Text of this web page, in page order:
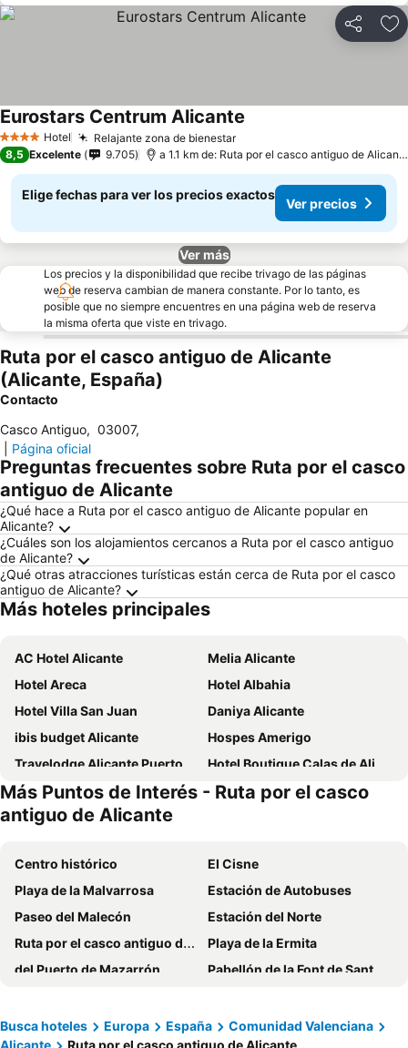
Compartir
4 EstrellasHotel Relajante zona de bienestarVer precios
Eurostars Centrum Alicante
8,5 Excelente 9.705 a 1.1 km de: Ruta por el casco antiguo de Alicante
Elige fechas para ver los precios exactos
Ver precios
Ver más
Los precios y la disponibilidad que recibe trivago de las páginas
web de reserva cambian de manera constante. Por lo tanto, es
posible que no siempre encuentres en una página web de reserva
la misma oferta que viste en trivago.
Ruta por el casco antiguo de Alicante
(Alicante, España)
Contacto
Casco Antiguo, 03007,
Página oficial
Preguntas frecuentes sobre Ruta por el casco
antiguo de Alicante
¿Qué hace a Ruta por el casco antiguo de Alicante popular en
Alicante?
¿Cuáles son los alojamientos cercanos a Ruta por el casco antiguo
de Alicante?
¿Qué otras atracciones turísticas están cerca de Ruta por el casco
antiguo de Alicante?
Más hoteles principales
AC Hotel Alicante
Melia Alicante
Hotel Areca
Hotel Albahia
Hotel Villa San Juan
Daniya Alicante
ibis budget Alicante
Hospes Amerigo
Travelodge Alicante Puerto
Hotel Boutique Calas de Alicante
Sercotel Maya Alicante
AJ Gran Alacant by SH Hoteles
Hotel Polamar
Hotel Alicante Gran Sol Affiliated by Meliá
Port Hotel Alicante City & Beach
Hotel Castilla Alicante
B&B HOTEL Alicante
INNSiDE by Meliá Alicante Porta Maris
Hotel La Milagrosa
ibis Alicante
Hotel Narcea
Hotel Santa Pola
Eurostars Lucentum
Hotel Les Monges Palace Boutique
Hotel La City Estación
Más Puntos de Interés - Ruta por el casco
antiguo de Alicante
Centro histórico
El Cisne
Playa de la Malvarrosa
Estación de Autobuses
Paseo del Malecón
Estación del Norte
Ruta por el casco antiguo de Alicante
Playa de la Ermita
del Puerto de Mazarrón
Pabellón de la Font de Sant Lluís
Varadero
Elda - Petrer
Busca hoteles Europa España
Comunidad Valenciana